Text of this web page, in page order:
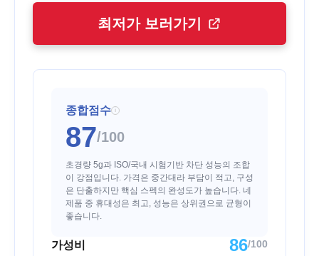
최저가 보러가기
종합점수 i
87/100
초경량 5g과 ISO/국내 시험기반 차단 성능의 조합
이 강점입니다. 가격은 중간대라 부담이 적고, 구성
은 단출하지만 핵심 스펙의 완성도가 높습니다. 네
제품 중 휴대성은 최고, 성능은 상위권으로 균형이
좋습니다.
가성비 86/100